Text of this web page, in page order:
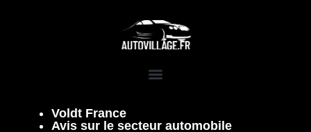
Voldt France
Avis sur le secteur automobile